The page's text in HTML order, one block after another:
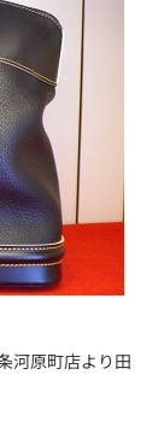
河原町店より田